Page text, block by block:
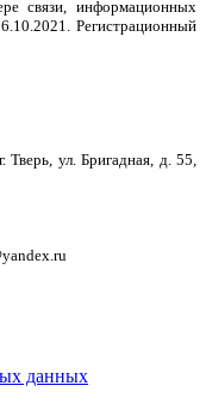
связи, информационных
Регистрационный
ул. Бригадная, д. 55,
данных